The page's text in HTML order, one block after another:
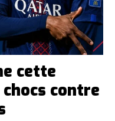
cette
contre